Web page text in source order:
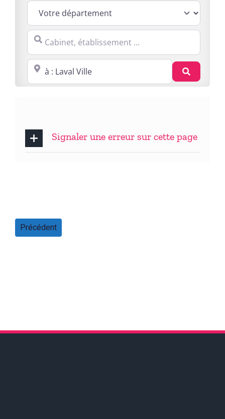
Cabinet, établissement ...
Proche de : ville, cp, lieu ...
Signaler une erreur sur cette page
Précédent